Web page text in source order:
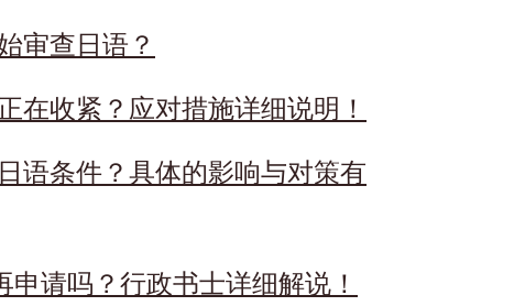
审查日语？
在收紧？应对措施详细说明！
语条件？具体的影响与对策有
申请吗？行政书士详细解说！